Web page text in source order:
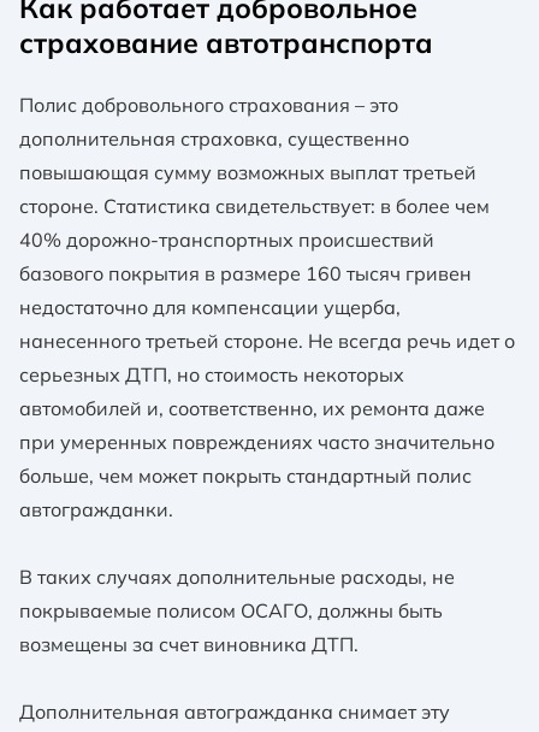
если это запрещено Правилами дорожного
движения;
участия в спортивных соревнованиях,
показательных выступлениях, использования ТС
для учебной езды и использования в качестве
такси (в том числе в случае наличия признаков
использования застрахованного ТС в качестве
такси – свидетельства лиц, наличие
подтверждающих фото или видео материалов,
оборудование (световые приборы, графическая
маркировка, приборы связи и т.п.));
предоставление в прокат или передаче ТС в
аренду.
средстве (марка, модель, регистрационный номер,
VIN);
2) информация о Страхователе (фамилия, имя,
отчество (при наличии), наименование Страхователя,
дата рождения, РНОКПП (или при отсутствии, серия
и номер паспорта – для физического лица), код
ЕГРПОУ, адрес места жительства/местонахождение,
контактные данные;
3) дополнительные сведения, имеющие существенное
значение для оценки страхового риска:
желаемый размер страховой суммы по Договору;
наличие или отсутствие внутреннего договора
страхования, предусмотренного Законом Украины
"Об обязательном страховании гражданско-
правовой ответственности владельцев наземных
транспортных средств";
(частный, служебный, спецтехника и т.п.);
возраст владельца и/или водителя транспортного
средства (для страхователей физических лиц).
Как работает добровольное
страхование автотранспорта
Полис добровольного страхования – это
дополнительная страховка, существенно
повышающая сумму возможных выплат третьей
стороне. Статистика свидетельствует: в более чем
40% дорожно-транспортных происшествий
базового покрытия в размере 160 тысяч гривен
недостаточно для компенсации ущерба,
нанесенного третьей стороне. Не всегда речь идет о
серьезных ДТП, но стоимость некоторых
автомобилей и, соответственно, их ремонта даже
при умеренных повреждениях часто значительно
больше, чем может покрыть стандартный полис
автогражданки.
В таких случаях дополнительные расходы, не
покрываемые полисом ОСАГО, должны быть
возмещены за счет виновника ДТП.
Дополнительная автогражданка снимает эту